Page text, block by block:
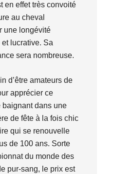
en effet très convoité
au cheval
une longévité
et lucrative. Sa
sera nombreuse.
d’être amateurs de
apprécier ce
baignant dans une
de fête à la fois chic
qui se renouvelle
de 100 ans. Sorte
du monde des
pur-sang, le prix est